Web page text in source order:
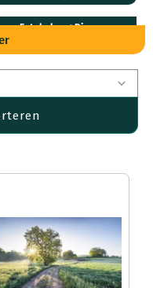
Fotobehang Disney
Fotobehang Leveranciers
Fotobehang per ruimte